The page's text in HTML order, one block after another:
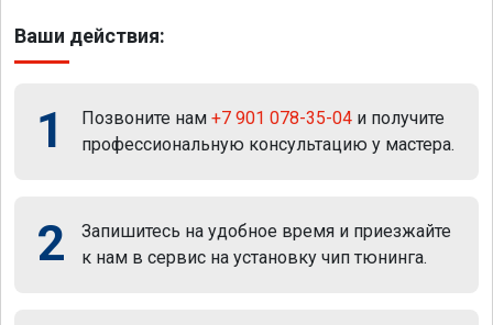
Ваши действия:
1 Позвоните нам +7 901 078-35-04 и получите
профессиональную консультацию у мастера.
2
Запишитесь на удобное время и приезжайте
к нам в сервис на установку чип тюнинга.